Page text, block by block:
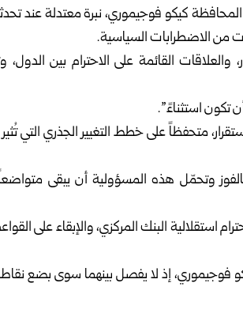
كيكو فوجيموري، نبرة معتدلة عند
من الاضطرابات السياسية.
القائمة على الاحترام بين الدول،
تكون استثناءً”.
متحفظاً على خطط التغيير الجذري التي
وتحمّل هذه المسؤولية أن يبقى
استقلالية البنك المركزي، والإبقاء على
فوجيموري، إذ لا يفصل بينهما سوى بضع